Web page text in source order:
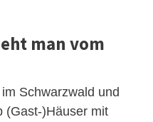
man vom
Schwarzwald und
(Gast-)Häuser mit